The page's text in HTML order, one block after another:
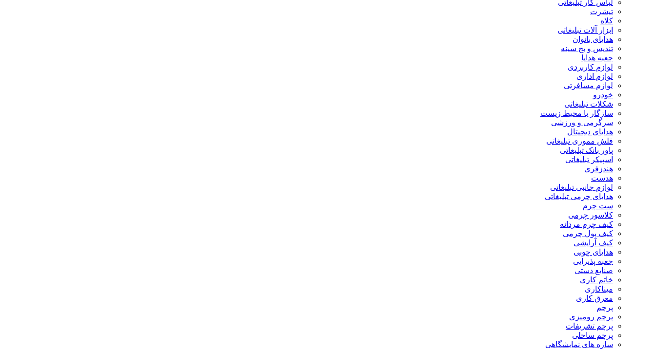
لباس کار تبلیغاتی
تیشرت
کلاه
ابزار آلات تبلیغاتی
هدایای بانوان
تندیس و بج سینه
جعبه هدایا
لوازم کاربردی
لوازم اداری
لوازم مسافرتی
خودرو
شکلات تبلیغاتی
سازگار با محیط زیست
سرگرمی و ورزشی
هدایای دیجیتال
فلش مموری تبلیغاتی
پاور بانک تبلیغاتی
اسپیکر تبلیغاتی
هندزفری
هدست
لوازم جانبی تبلیغاتی
هدایای چرمی تبلیغاتی
ست چرم
کلاسور چرمی
کیف چرم مردانه
کیف پول چرمی
کیف آرایشی
هدایای چوبی
جعبه پذیرایی
صنایع دستی
خاتم کاری
میناکاری
معرق کاری
پرچم
پرچم رومیزی
پرچم تشریفات
پرچم ساحلی
سازه های نمایشگاهی